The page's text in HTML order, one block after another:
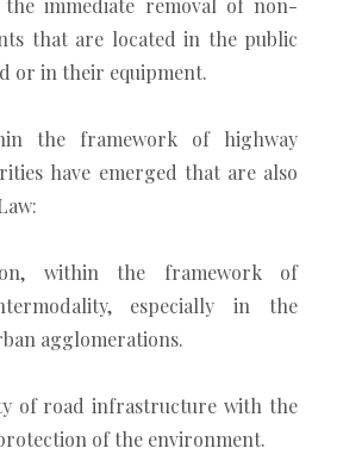
that are located in the public
or in their equipment.
the framework of highway
have emerged that are also
within the framework of
especially in the
agglomerations.
of road infrastructure with the
of the environment.